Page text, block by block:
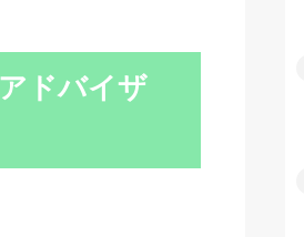
ドバイザ